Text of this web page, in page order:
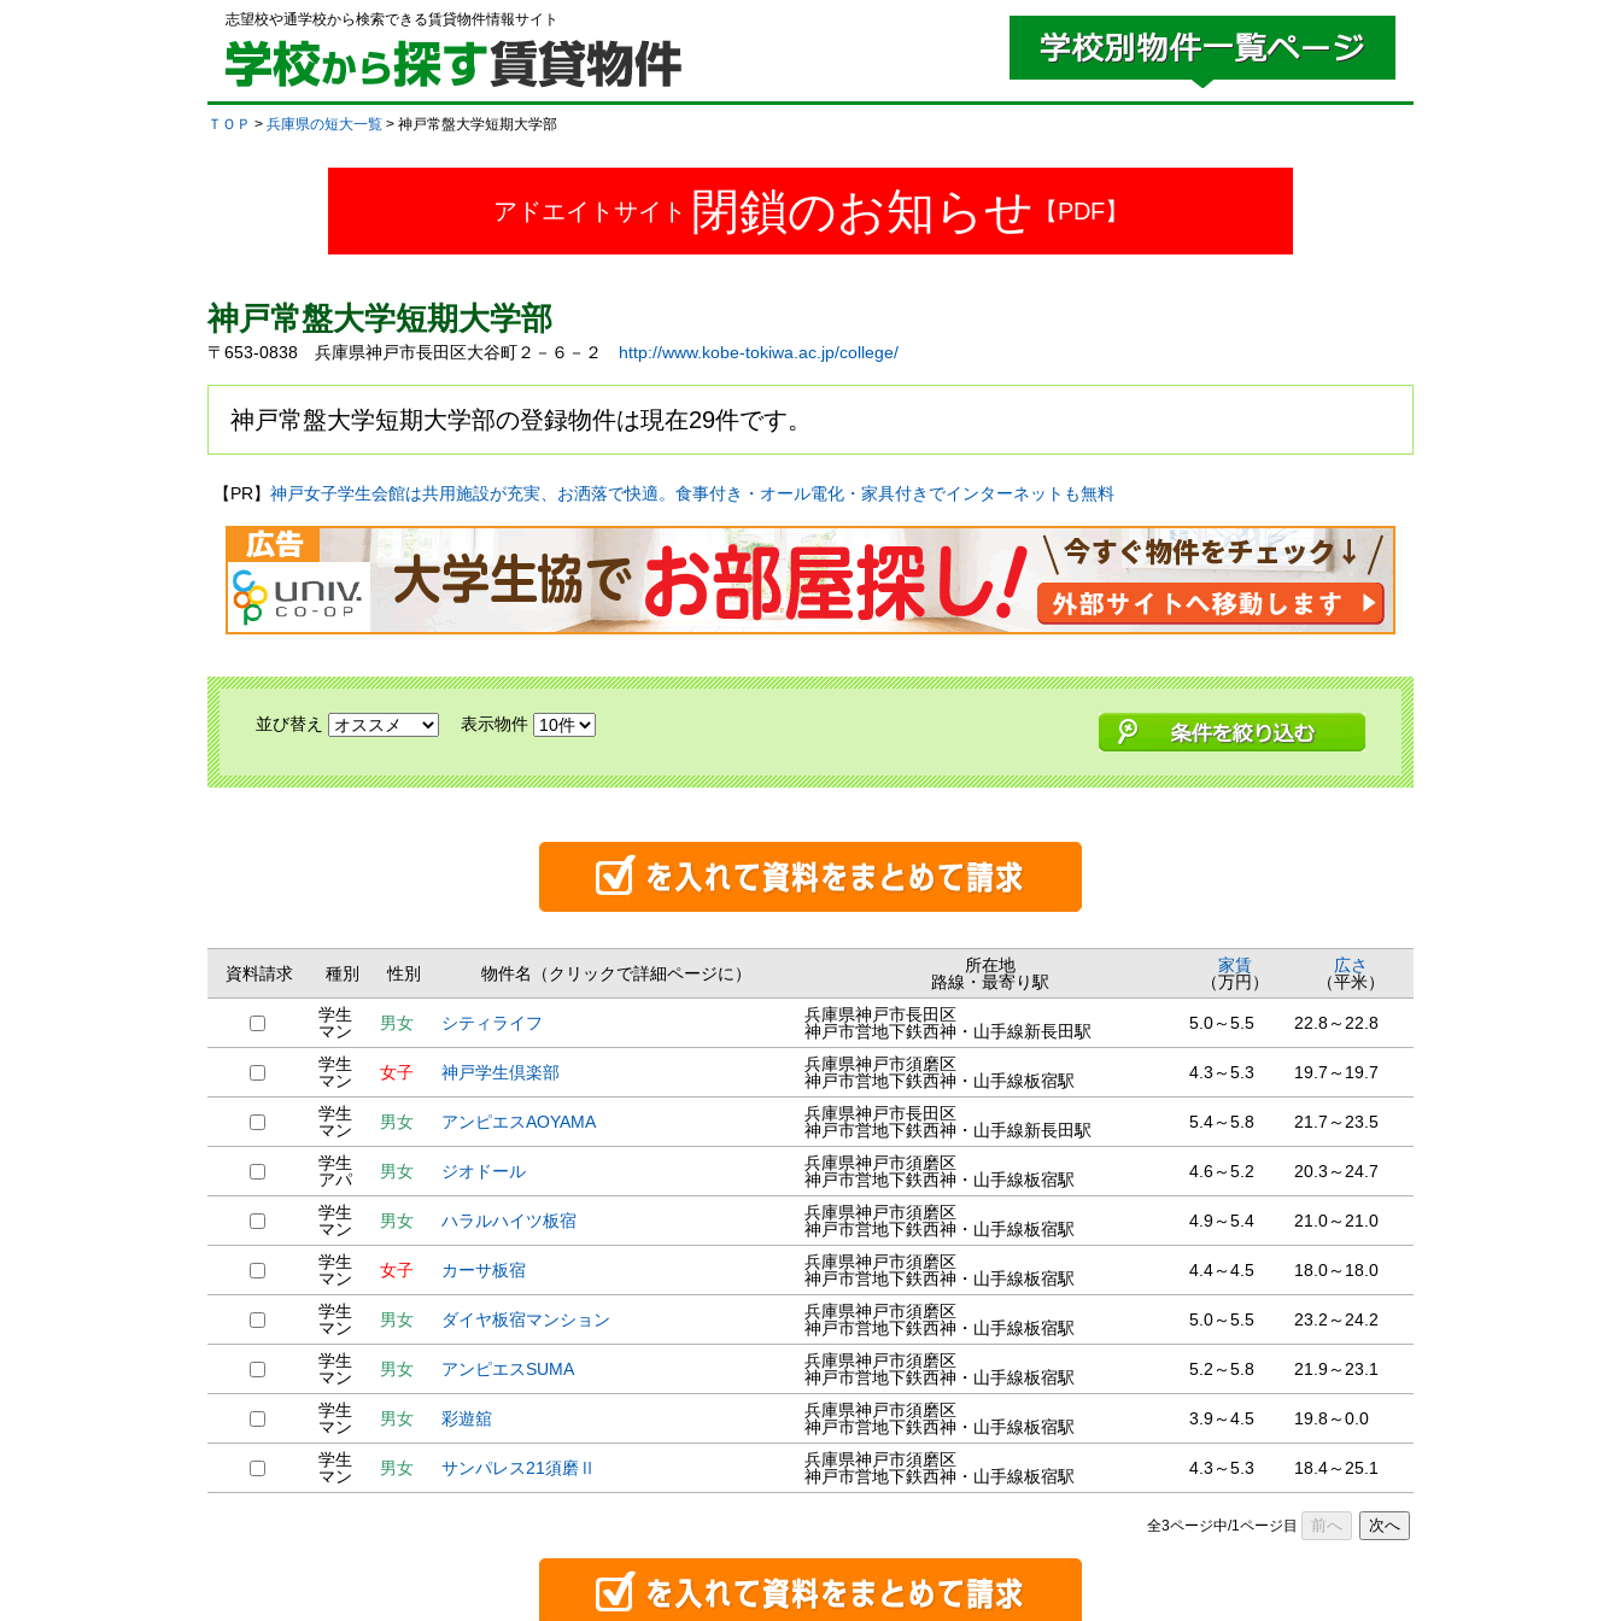
志望校や通学校から検索できる賃貸物件情報サイト
ＴＯＰ > 兵庫県の短大一覧 > 神戸常盤大学短期大学部
アドエイトサイト 閉鎖のお知らせ 【PDF】
神戸常盤大学短期大学部
〒653-0838 兵庫県神戸市長田区大谷町２－６－２ http://www.kobe-tokiwa.ac.jp/college/
神戸常盤大学短期大学部の登録物件は現在29件です。
【PR】 神戸女子学生会館は共用施設が充実、お洒落で快適。食事付き・オール電化・家具付きでインターネットも無料
並び替え 表示物件
資料請求 種別 性別 物件名（クリックで詳細ページに）
所在地
路線・最寄り駅
家賃
（万円）
広さ
（平米）
学生
マン
男女 シティライフ
兵庫県神戸市長田区
神戸市営地下鉄西神・山手線新長田駅
5.0～5.5 22.8～22.8
学生
マン
女子 神戸学生倶楽部
兵庫県神戸市須磨区
神戸市営地下鉄西神・山手線板宿駅
4.3～5.3 19.7～19.7
学生
マン
男女 アンピエスAOYAMA
兵庫県神戸市長田区
神戸市営地下鉄西神・山手線新長田駅
5.4～5.8 21.7～23.5
学生
アパ
男女 ジオドール
兵庫県神戸市須磨区
神戸市営地下鉄西神・山手線板宿駅
4.6～5.2 20.3～24.7
学生
マン
男女 ハラルハイツ板宿
兵庫県神戸市須磨区
神戸市営地下鉄西神・山手線板宿駅
4.9～5.4 21.0～21.0
学生
マン
女子 カーサ板宿
兵庫県神戸市須磨区
神戸市営地下鉄西神・山手線板宿駅
4.4～4.5 18.0～18.0
学生
マン
男女 ダイヤ板宿マンション
兵庫県神戸市須磨区
神戸市営地下鉄西神・山手線板宿駅
5.0～5.5 23.2～24.2
学生
マン
男女 アンピエスSUMA
兵庫県神戸市須磨区
神戸市営地下鉄西神・山手線板宿駅
5.2～5.8 21.9～23.1
学生
マン
男女 彩遊舘
兵庫県神戸市須磨区
神戸市営地下鉄西神・山手線板宿駅
3.9～4.5 19.8～0.0
学生
マン
男女 サンパレス21須磨Ⅱ
兵庫県神戸市須磨区
神戸市営地下鉄西神・山手線板宿駅
4.3～5.3 18.4～25.1
全3ページ中/1ページ目 前へ 次へ